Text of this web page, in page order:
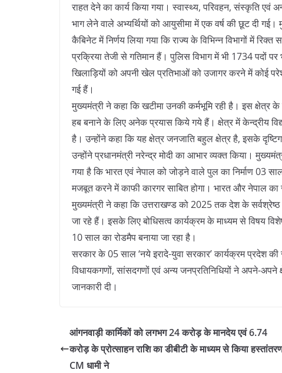
राहत देने का कार्य किया गया। स्वास्थ्य, परिवहन, संस्कृति एवं
भाग लेने वाले अभ्यर्थियों को आयुसीमा में एक वर्ष की छूट दी
कैबिनेट में निर्णय लिया गया कि राज्य के विभिन्न विभागों में
प्रक्रिया तेजी से गतिमान हैं। पुलिस विभाग में भी 1734 पदों पर
खिलाड़ियों को अपनी खेल प्रतिभाओं को उजागर करने में कोई
गई हैं।
मुख्यमंत्री ने कहा कि खटीमा उनकी कर्मभूमि रही है। इस क्षेत्र
हब बनाने के लिए अनेक प्रयास किये गये हैं। क्षेत्र में केन्द्रीय
है। उन्होंने कहा कि यह क्षेत्र जनजाति बहुल क्षेत्र है, इसके
उन्होंने प्रधानमंत्री नरेन्द्र मोदी का आभार व्यक्त किया।
गया है कि भारत एवं नेपाल को जोड़ने वाले पुल का निर्माण 03
मजबूत करने में काफी कारगर साबित होगा। भारत और नेपाल का
मुख्यमंत्री ने कहा कि उत्तराखण्ड को 2025 तक देश के सर्वश्रेष्ठ
जा रहे हैं। इसके लिए बोधिसत्व कार्यक्रम के माध्यम से विषय
10 साल का रोडमैप बनाया जा रहा है।
सरकार के 05 साल ‘नये इरादे-युवा सरकार’ कार्यक्रम प्रदेश
विधायकगणों, सांसदगणों एवं अन्य जनप्रतिनिधियों ने अपने-अपने
जानकारी दी।
आंगनवाड़ी कार्मिकों को लगभग 24 करोड़ के मानदेय एवं 6.74
करोड़ के प्रोत्साहन राशि का डीबीटी के माध्यम से किया
CM धामी ने